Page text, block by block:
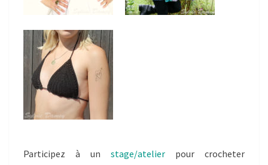
Participez à un stage/atelier pour crocheter